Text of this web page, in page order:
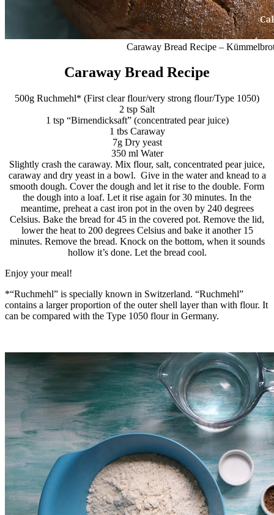
Caraway Bread Recipe –
Caraway Bread Recipe
500g Ruchmehl* (First clear flour/very strong flour/Type 1050)
2 tsp Salt
1 tsp “Birnendicksaft” (concentrated pear juice)
1 tbs Caraway
7g Dry yeast
350 ml Water
Slightly crash the caraway. Mix flour, salt, concentrated pear juice,
caraway and dry yeast in a bowl. Give in the water and knead to a
smooth dough. Cover the dough and let it rise to the double. Form
the dough into a loaf. Let it rise again for 30 minutes. In the
meantime, preheat a cast iron pot in the oven by 240 degrees
Celsius. Bake the bread for 45 in the covered pot. Remove the lid,
lower the heat to 200 degrees Celsius and bake it another 15
minutes. Remove the bread. Knock on the bottom, when it sounds
hollow it’s done. Let the bread cool.
Enjoy your meal!
*“Ruchmehl” is specially known in Switzerland. “Ruchmehl”
contains a larger proportion of the outer shell layerthan with flour. It
can be compared with the Type 1050 flour in Germany.